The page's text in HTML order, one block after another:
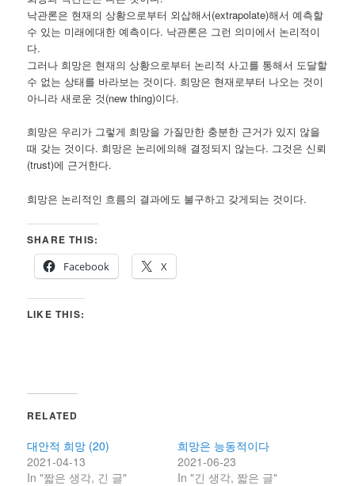
낙관론은 현재의 상황으로부터 외삽해서(extrapolate)해서 예측할
수 있는 미래에대한 예측이다. 낙관론은 그런 의미에서 논리적이
다.
그러나 희망은 현재의 상황으로부터 논리적 사고를 통해서 도달할
수 없는 상태를 바라보는 것이다. 희망은 현재로부터 나오는 것이
아니라 새로운 것(new thing)이다.
희망은 우리가 그렇게 희망을 가질만한 충분한 근거가 있지 않을
때 갖는 것이다. 희망은 논리에의해 결정되지 않는다. 그것은 신뢰
(trust)에 근거한다.
희망은 논리적인 흐름의 결과에도 불구하고 갖게되는 것이다.
SHARE THIS:
Facebook
X
LIKE THIS:
RELATED
대안적 희망 (20)
2021-04-13
In "짧은 생각, 긴 글"
희망은 능동적이다
2021-06-23
In "긴 생각, 짧은 글"